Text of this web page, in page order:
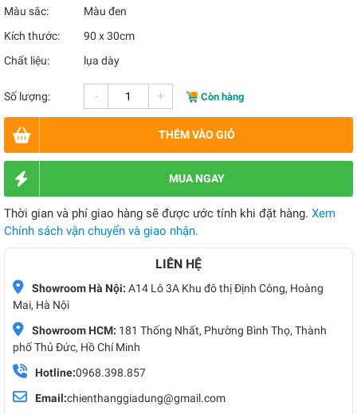
Màu sắc:
Màu đen
Kích thước:
90 x 30cm
Chất liệu:
lụa dày
Số lượng: - + Còn hàng
THÊM VÀO GIỎ
MUA NGAY
Thời gian và phí giao hàng sẽ được ước tính khi đặt hàng. Xem
Chính sách vận chuyển và giao nhận.
LIÊN HỆ
Showroom Hà Nội: A14 Lô 3A Khu đô thị Định Công, Hoàng
Mai, Hà Nội
Showroom HCM: 181 Thống Nhất, Phường Bình Thọ, Thành
phố Thủ Đức, Hồ Chí Minh
Hotline:0968.398.857
Email:chienthanggiadung@gmail.com